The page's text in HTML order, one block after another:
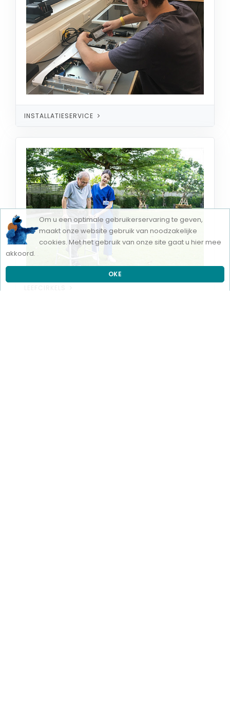
INSTALLATIESERVICE
Om u een optimale gebruikerservaring te geven,
maakt onze website gebruik van noodzakelijke
cookies. Met het gebruik van onze site gaat u hier mee
akkoord.
OKE